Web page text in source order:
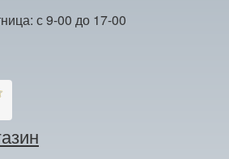
с 9-00 до 17-00